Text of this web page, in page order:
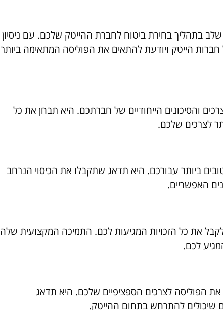
שלב בתהליך בחירת ביטוח לחברת ההייטק שלכם. עם ניסיון
הייטק ויודעת להתאים את הפוליסה המתאימה ביותר
והסיכונים הייחודיים של חברתכם. היא תבחן את כל
לצרכים שלכם.
ביותר עבורכם. היא תדאג שתקבלו את הכיסוי הנרחב
האפשריים.
את כל הזכויות המגיעות לכם. התמיכה המקצועית שלה
לכם.
את הפוליסה לצרכים הספציפיים שלכם. היא תדאג
שיכולים להתרחש בתחום ההייטק.